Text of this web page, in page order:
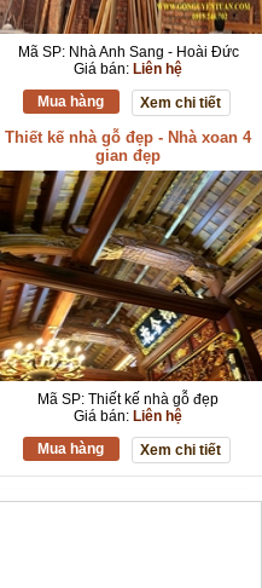
Mã SP: Nhà Anh Sang - Hoài Đức
Giá bán: Liên hệ
Mua hàng
Xem chi tiết
Thiết kế nhà gỗ đẹp - Nhà xoan 4
gian đẹp
Mã SP: Thiết kế nhà gỗ đẹp
Giá bán: Liên hệ
Mua hàng
Xem chi tiết